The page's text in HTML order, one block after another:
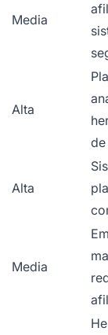
Media
Alta
Alta
Media